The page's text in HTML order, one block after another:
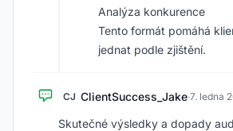
Analýza konkurence
Tento formát pomáhá
jednat podle zjištění.
CJ ClientSuccess_Jake·7. ledna
Skutečné výsledky a dopady